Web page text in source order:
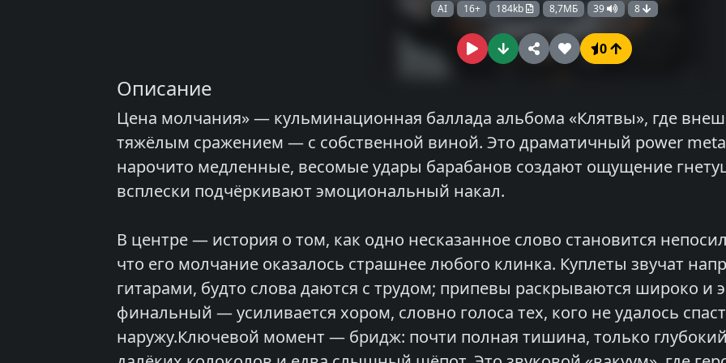
AI 16+ 184kb 8,7МБ 39 8
0
Описание
Цена молчания» — кульминационная баллада альбома «Клятвы», где
тяжёлым сражением — с собственной виной. Это драматичный power
нарочито медленные, весомые удары барабанов создают ощущение
всплески подчёркивают эмоциональный накал.
В центре — история о том, как одно несказанное слово становится
что его молчание оказалось страшнее любого клинка. Куплеты звучат
гитарами, будто слова даются с трудом; припевы раскрываются широко и
финальный — усиливается хором, словно голоса тех, кого не удалось
наружу.Ключевой момент — бридж: почти полная тишина, только